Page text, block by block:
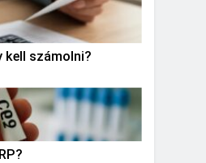
kell számolni?